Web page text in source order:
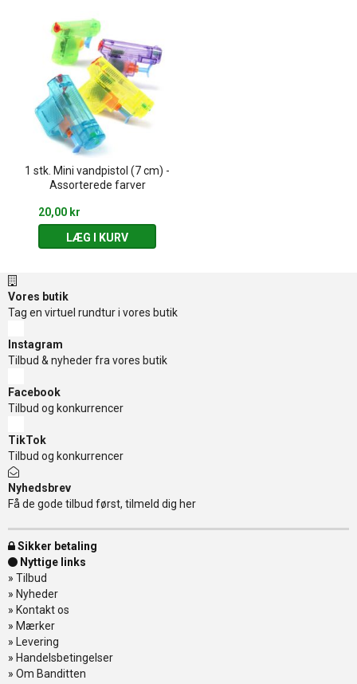
1 stk. Mini vandpistol (7 cm) -
Assorterede farver
20,00 kr
LÆG I KURV
Vores butik
Tag en virtuel rundtur i vores butik
Instagram
Tilbud & nyheder fra vores butik
Facebook
Tilbud og konkurrencer
TikTok
Tilbud og konkurrencer
Nyhedsbrev
Få de gode tilbud først, tilmeld dig her
Sikker betaling
Nyttige links
» Tilbud
» Nyheder
» Kontakt os
» Mærker
» Levering
» Handelsbetingelser
» Om Banditten